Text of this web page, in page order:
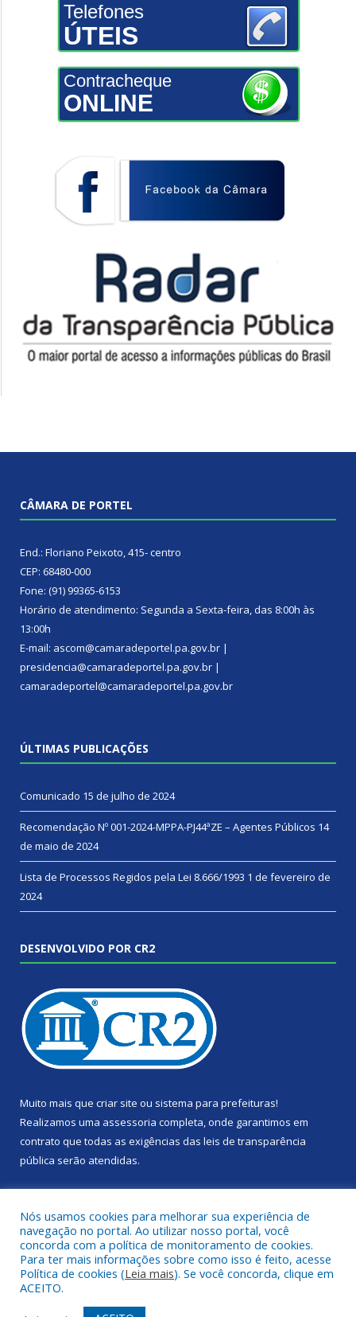
Telefones
ÚTEIS
Contracheque
ONLINE
CÂMARA DE PORTEL
End.: Floriano Peixoto, 415- centro
CEP: 68480-000
Fone: (91) 99365-6153
Horário de atendimento: Segunda a Sexta-feira, das 8:00h às
13:00h
E-mail: ascom@camaradeportel.pa.gov.br |
presidencia@camaradeportel.pa.gov.br |
camaradeportel@camaradeportel.pa.gov.br
ÚLTIMAS PUBLICAÇÕES
Comunicado 15 de julho de 2024
Recomendação Nº 001-2024-MPPA-PJ44ªZE – Agentes Públicos 14
de maio de 2024
Lista de Processos Regidos pela Lei 8.666/1993 1 de fevereiro de
2024
DESENVOLVIDO POR CR2
Muito mais que criar site ou sistema para prefeituras!
Realizamos uma assessoria completa, onde garantimos em
contrato que todas as exigências das leis de transparência
pública serão atendidas.
Todos os direitos reservados a Câmara Municipal de Portel.
Nós usamos cookies para melhorar sua experiência de
navegação no portal. Ao utilizar nosso portal, você
concorda com a política de monitoramento de cookies.
Para ter mais informações sobre como isso é feito, acesse
Política de cookies (Leia mais). Se você concorda, clique em
ACEITO.